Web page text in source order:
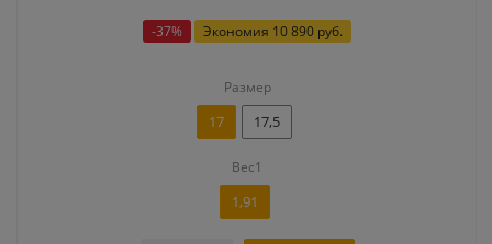
-37% Экономия 10 890 руб.
Размер
17 17,5
Вес1
1,91